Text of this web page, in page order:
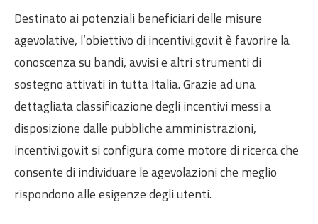
Contatti
Sei qui:Home Incentivi e agevolazioni
Destinato ai potenziali beneficiari delle misure
agevolative, l’obiettivo di incentivi.gov.it è favorire la
conoscenza su bandi, avvisi e altri strumenti di
sostegno attivati in tutta Italia. Grazie ad una
dettagliata classificazione degli incentivi messi a
disposizione dalle pubbliche amministrazioni,
incentivi.gov.it si configura come motore di ricerca che
consente di individuare le agevolazioni che meglio
rispondono alle esigenze degli utenti.